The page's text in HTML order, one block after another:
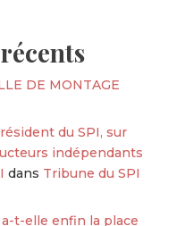
DE MONTAGE
du SPI, sur
indépendants
dans Tribune du SPI
t-elle enfin la place